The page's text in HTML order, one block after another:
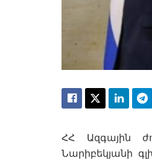
ՀՀ Ազգային
Նարիբեկյանի